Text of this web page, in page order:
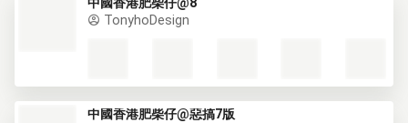
中國香港肥柴仔@8
TonyhoDesign
中國香港肥柴仔@惡搞7版